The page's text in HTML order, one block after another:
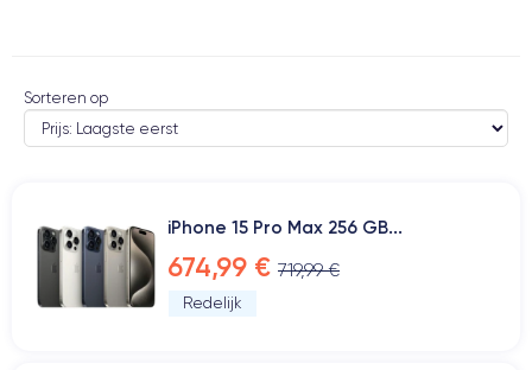
Sorteren op
iPhone 15 Pro Max 256 GB...
674,99 € 719,99 €
Redelijk